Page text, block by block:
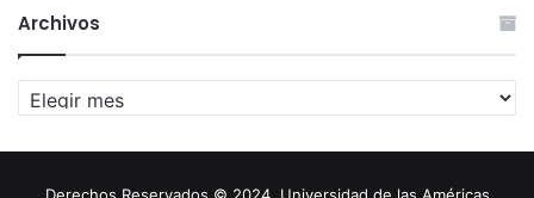
Archivos
Archivos